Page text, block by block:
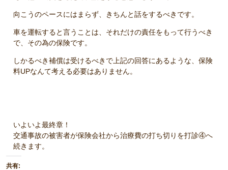
向こうのペースにはまらず、きちんと話をするべきです。
車を運転すると言うことは、それだけの責任をもって行うべき
で、その為の保険です。
しかるべき補償は受けるべきで上記の回答にあるような、保険
料UPなんて考える必要はありません。
いよいよ最終章！
交通事故の被害者が保険会社から治療費の打ち切りを打診④へ
続きます。
共有: